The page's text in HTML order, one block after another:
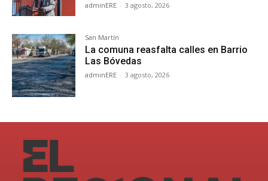
adminERE - 3 agosto, 2026
San Martín
La comuna reasfalta calles en Barrio
Las Bóvedas
adminERE - 3 agosto, 2026